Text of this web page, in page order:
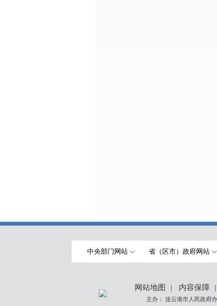
中央部门网站 省（区市）政府网站
网站地图 | 内容保障 |
主办： 连云港市人民政